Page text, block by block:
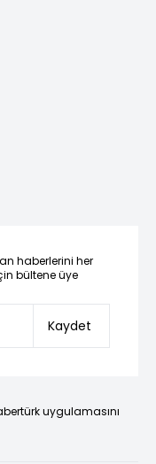
haberlerini her
bültene üye
Kaydet
uygulamasını